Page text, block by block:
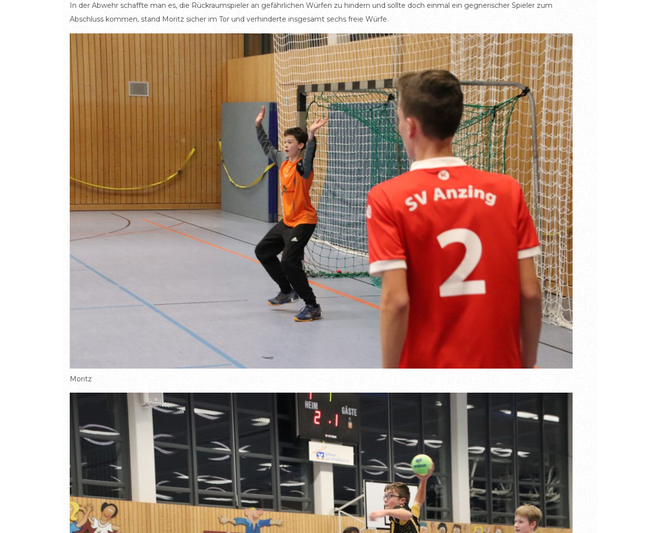
In der Abwehr schaffte man es, die Rückraumspieler an gefährlichen Würfen zu hindern und sollte doch einmal ein gegnerischer Spieler zum
Abschluss kommen, stand Moritz sicher im Tor und verhinderte insgesamt sechs freie Würfe.
Moritz